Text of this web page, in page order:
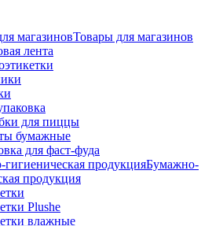
Товары для магазинов
лента
для пиццы
бумажные
для фаст-фуда
Бумажно-
продукция
Plushe
влажные